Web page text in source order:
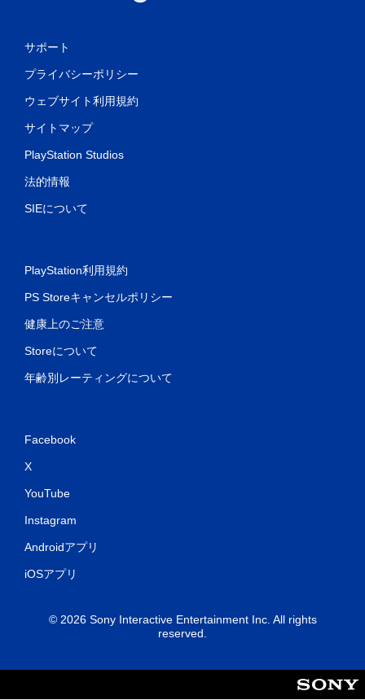
サポート
プライバシーポリシー
ウェブサイト利用規約
サイトマップ
PlayStation Studios
法的情報
SIEについて
PlayStation利用規約
PS Storeキャンセルポリシー
健康上のご注意
Storeについて
年齢別レーティングについて
Facebook
X
YouTube
Instagram
Androidアプリ
iOSアプリ
© 2026 Sony Interactive Entertainment Inc. All rights
reserved.